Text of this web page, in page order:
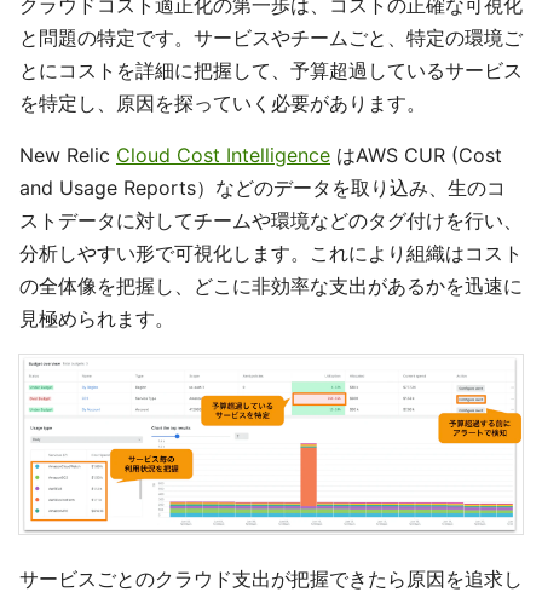
クラウドコスト適正化の第一歩は、コストの正確な可視化
と問題の特定です。サービスやチームごと、特定の環境ご
とにコストを詳細に把握して、予算超過しているサービス
を特定し、原因を探っていく必要があります。
New Relic Cloud Cost Intelligence はAWS CUR (Cost
and Usage Reports）などのデータを取り込み、生のコ
ストデータに対してチームや環境などのタグ付けを行い、
分析しやすい形で可視化します。これにより組織はコスト
の全体像を把握し、どこに非効率な支出があるかを迅速に
見極められます。
サービスごとのクラウド支出が把握できたら原因を追求し